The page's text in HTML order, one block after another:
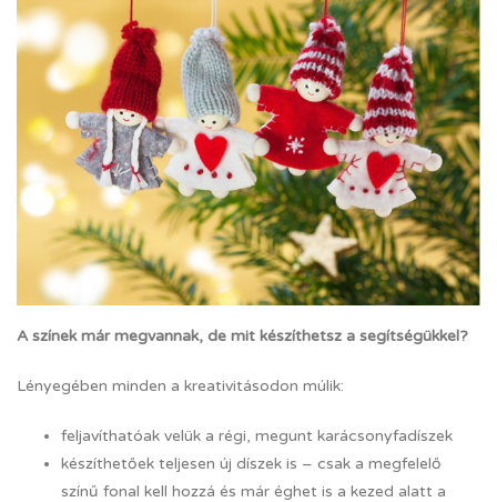
A színek már megvannak, de mit készíthetsz a segítségükkel?
Lényegében minden a kreativitásodon múlik:
feljavíthatóak velük a régi, megunt karácsonyfadíszek
készíthetőek teljesen új díszek is – csak a megfelelő
színű fonal kell hozzá és már éghet is a kezed alatt a